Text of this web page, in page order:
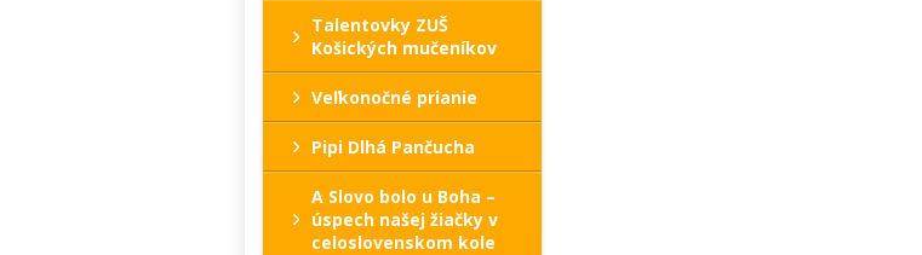
Talentovky ZUŠ
Košických mučeníkov
Veľkonočné prianie
Pipi Dlhá Pančucha
A Slovo bolo u Boha –
úspech našej žiačky v
celoslovenskom kole